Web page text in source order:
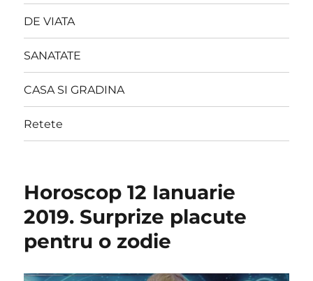
DE VIATA
SANATATE
CASA SI GRADINA
Retete
Horoscop 12 Ianuarie
2019. Surprize placute
pentru o zodie